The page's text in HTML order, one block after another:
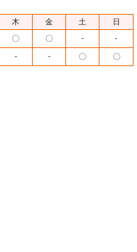
木 金 土
日
〇 〇 - -
- - 〇 〇